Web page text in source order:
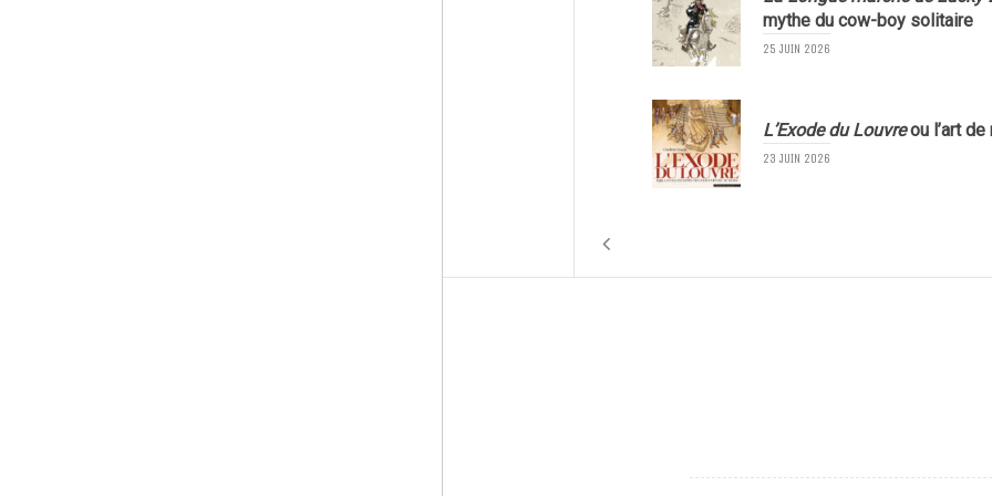
mythe du cow-boy solitaire
25 JUIN 2026
L’Exode du Louvreou l’art
23 JUIN 2026